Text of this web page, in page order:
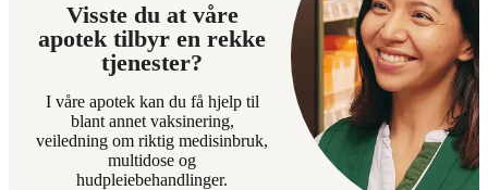
Visste du at våre
apotek tilbyr en rekke
tjenester?
I våre apotek kan du få hjelp til
blant annet vaksinering,
veiledning om riktig medisinbruk,
multidose og
hudpleiebehandlinger.